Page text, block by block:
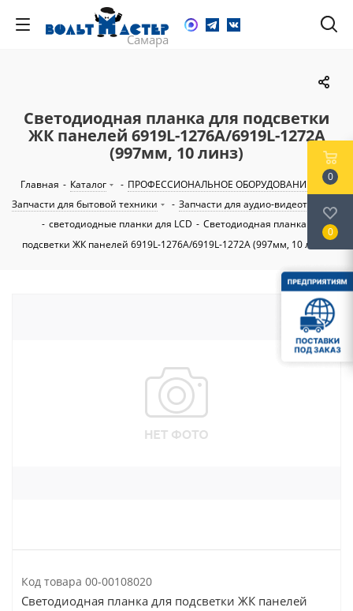
Светодиодная планка для подсветки
ЖК панелей 6919L-1276A/6919L-1272A
(997мм, 10 линз)
Главная - Каталог - ПРОФЕССИОНАЛЬНОЕ ОБОРУДОВАНИЕ
-
Запчасти для бытовой техники
- Запчасти для аудио-видеотехники
- светодиодные планки для LCD - Светодиодная планка для
подсветки ЖК панелей 6919L-1276A/6919L-1272A (997мм, 10 линз)
Код товара 00-00108020
Светодиодная планка для подсветки ЖК панелей
0
0